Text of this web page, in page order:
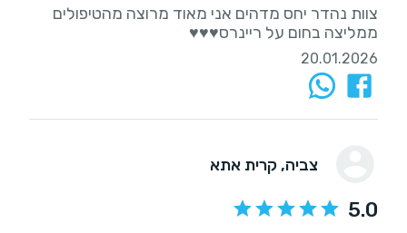
צוות נהדר יחס מדהים אני מאוד מרוצה מהטיפולים
ממליצה בחום על ריינרס♥️♥️♥️
20.01.2026
צביה, קרית אתא
5.0